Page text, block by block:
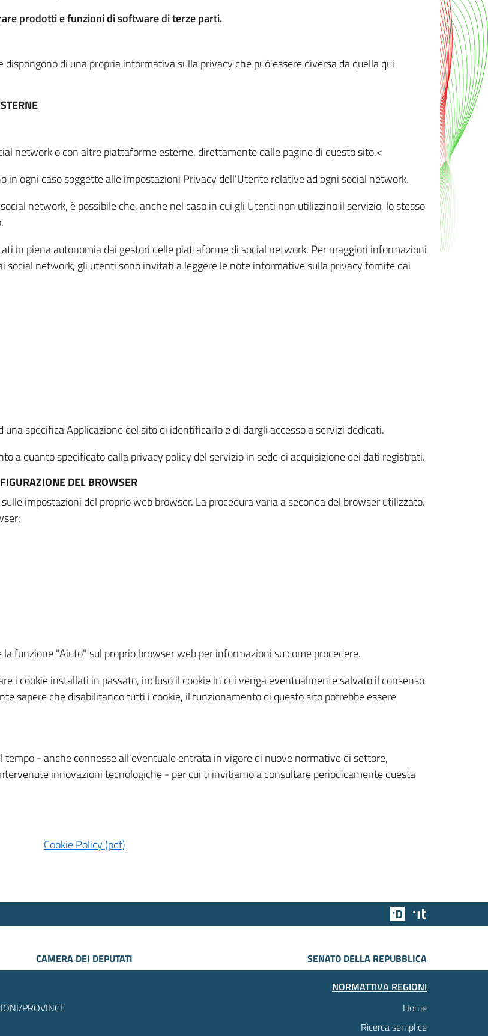
prodotti e funzioni di software di terze parti.
di una propria informativa sulla privacy che può essere diversa da quella qui
network o con altre piattaforme esterne, direttamente dalle pagine di questo sito.<
in ogni caso soggette alle impostazioni Privacy dell'Utente relative ad ogni social network.
network, è possibile che, anche nel caso in cui gli Utenti non utilizzino il servizio, lo stesso
in piena autonomia dai gestori delle piattaforme di social network. Per maggiori informazioni
network, gli utenti sono invitati a leggere le note informative sulla privacy fornite dai
specifica Applicazione del sito di identificarlo e di dargli accesso a servizi dedicati.
a quanto specificato dalla privacy policy del servizio in sede di acquisizione dei dati registrati.
DEL BROWSER
impostazioni del proprio web browser. La procedura varia a seconda del browser utilizzato.
funzione "Aiuto" sul proprio browser web per informazioni su come procedere.
i cookie installati in passato, incluso il cookie in cui venga eventualmente salvato il consenso
sapere che disabilitando tutti i cookie, il funzionamento di questo sito potrebbe essere
- anche connesse all'eventuale entrata in vigore di nuove normative di settore,
innovazioni tecnologiche - per cui ti invitiamo a consultare periodicamente questa
Cookie Policy (pdf)
Team Digitale
CAMERA DEI DEPUTATI
SENATO DELLA REPUBBLICA
PROVINCE
NORMATTIVA REGIONI
Home
Ricerca semplice